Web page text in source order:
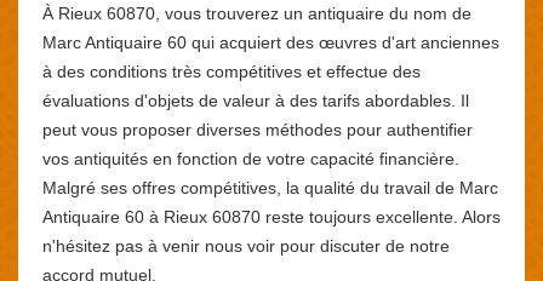
À Rieux 60870, vous trouverez un antiquaire du nom de
Marc Antiquaire 60 qui acquiert des œuvres d'art anciennes
à des conditions très compétitives et effectue des
évaluations d'objets de valeur à des tarifs abordables. Il
peut vous proposer diverses méthodes pour authentifier
vos antiquités en fonction de votre capacité financière.
Malgré ses offres compétitives, la qualité du travail de Marc
Antiquaire 60 à Rieux 60870 reste toujours excellente. Alors
n'hésitez pas à venir nous voir pour discuter de notre
accord mutuel.